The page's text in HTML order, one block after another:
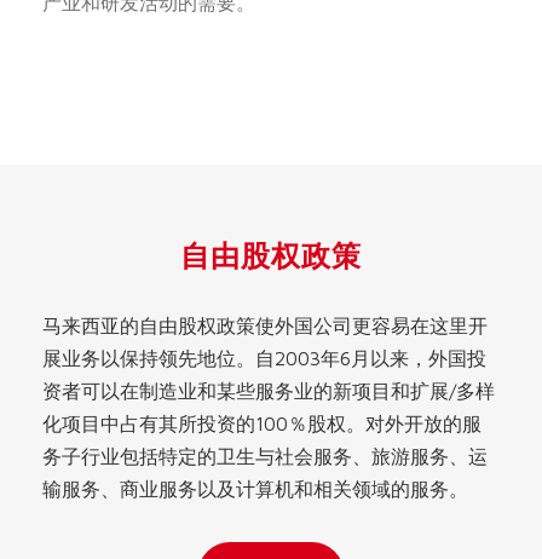
自由股权政策
马来西亚的自由股权政策使外国公司更容易在这里开
展业务以保持领先地位。自2003年6月以来，外国投
资者可以在制造业和某些服务业的新项目和扩展/多样
化项目中占有其所投资的100％股权。对外开放的服
务子行业包括特定的卫生与社会服务、旅游服务、运
输服务、商业服务以及计算机和相关领域的服务。